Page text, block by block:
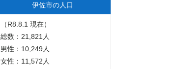
伊佐市の人口
（R8.8.1 現在）
総数：21,821人
男性：10,249人
女性：11,572人